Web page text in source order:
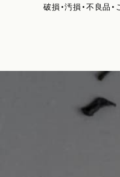
破損・汚損・不良品